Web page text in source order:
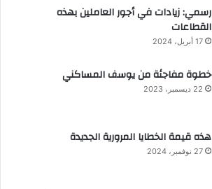
رسمي: زيادات في أجور العاملين بهذه
القطاعات
17 أبريل، 2024
خطوة مفاجئة من يوسف المساكني
22 ديسمبر، 2023
هذه قيمة الخطايا المرورية الجديدة
27 نوفمبر، 2024